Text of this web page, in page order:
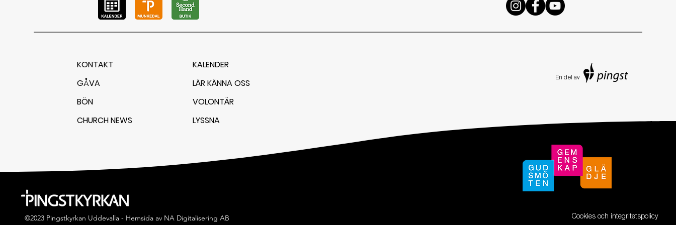
KONTAKT
GÅVA
BÖN
CHURCH NEWS
KALENDER
LÄR KÄNNA OSS
VOLONTÄR
LYSSNA
En del av
©2023 Pingstkyrkan Uddevalla - Hemsida av NA Digitalisering AB Cookies och integritetspolicy